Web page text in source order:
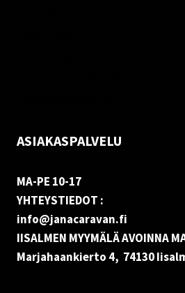
ASIAKASPALVELU
MA-PE 10-17
YHTEYSTIEDOT :
info@janacaravan.fi
IISALMEN MYYMÄLÄ AVOINNA
Marjahaankierto 4, 74130